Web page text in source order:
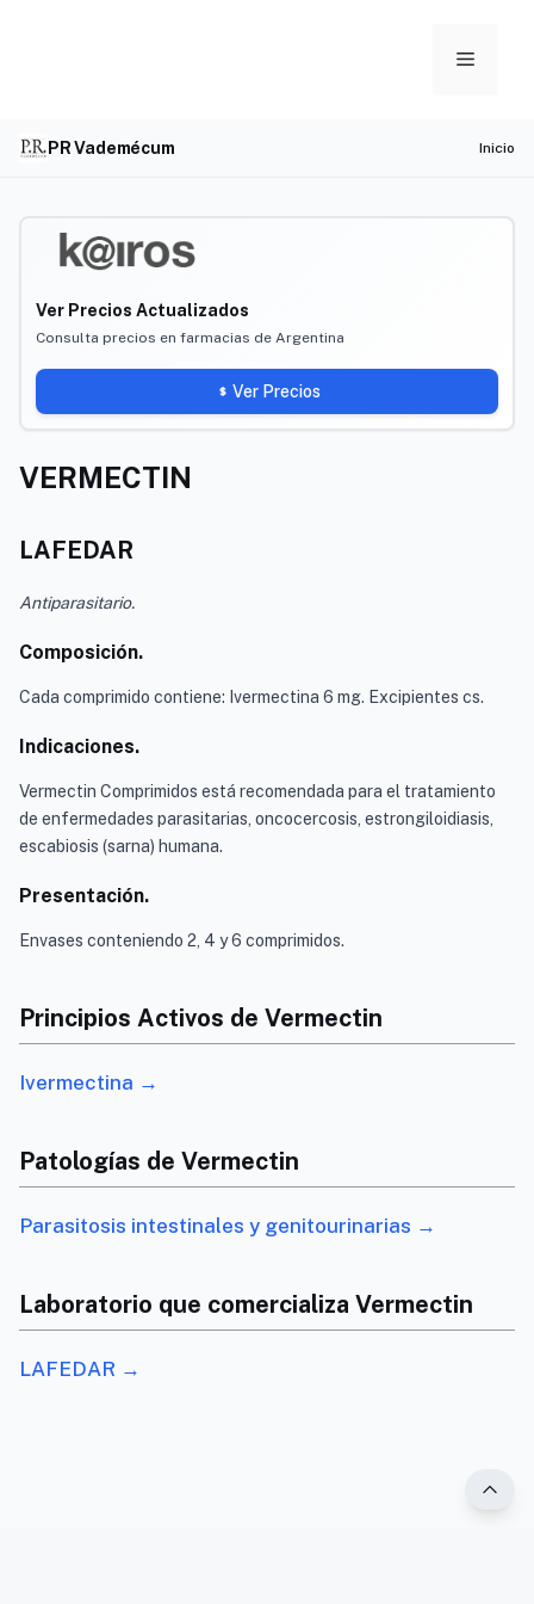
Menu
PR Vademécum Inicio
Ver Precios Actualizados
Consulta precios en farmacias de Argentina
Ver Precios
VERMECTIN
LAFEDAR
Antiparasitario.
Composición.
Cada comprimido contiene: Ivermectina 6 mg. Excipientes cs.
Indicaciones.
Vermectin Comprimidos está recomendada para el tratamiento
de enfermedades parasitarias, oncocercosis, estrongiloidiasis,
escabiosis (sarna) humana.
Presentación.
Envases conteniendo 2, 4 y 6 comprimidos.
Principios Activos de Vermectin
Ivermectina →
Patologías de Vermectin
Parasitosis intestinales y genitourinarias →
Laboratorio que comercializa Vermectin
LAFEDAR →